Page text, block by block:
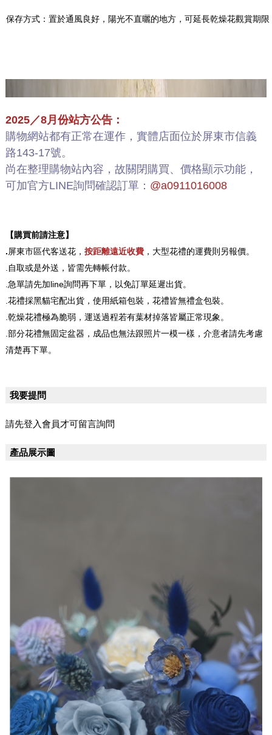
保存方式：置於通風良好，陽光不直曬的地方，可延長乾燥花觀賞期限
2025／8月份站方公告：
購物網站都有正常在運作，實體店面位於屏東市信義
路143-17號。
尚在整理購物站內容，故關閉購買、價格顯示功能，
可加官方LINE詢問確認訂單： @a0911016008
【購買前請注意】
.屏東市區代客送花， 按距離遠近收費，大型花禮的運費則另報價。
.自取或是外送，皆需先轉帳付款。
.急單請先加line詢問再下單，以免訂單延遲出貨。
.花禮採黑貓宅配出貨，使用紙箱包裝，花禮皆無禮盒包裝。
.乾燥花禮極為脆弱，運送過程若有葉材掉落皆屬正常現象。
.部分花禮無固定盆器，成品也無法跟照片一模一樣，介意者請先考慮
清楚再下單。
我要提問
請先登入會員才可留言詢問
產品展示圖